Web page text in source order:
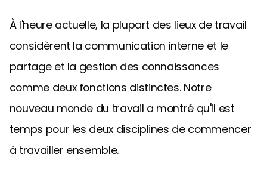
À l'heure actuelle, la plupart des lieux de travail
considèrent la communication interne et le
partage et la gestion des connaissances
comme deux fonctions distinctes. Notre
nouveau monde du travail a montré qu'il est
temps pour les deux disciplines de commencer
à travailler ensemble.